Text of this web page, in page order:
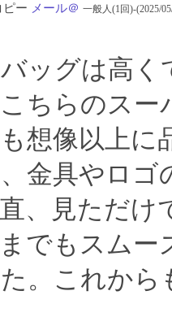
ピー メール＠ 一般人(1回)-(2025/
ッグは高
ちらのスー
想像以上
金具やロ
、見ただけ
でもスムー
。これか